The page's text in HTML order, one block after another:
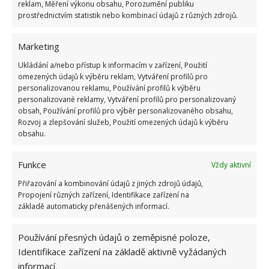
reklam, Měření výkonu obsahu, Porozumění publiku
prostřednictvím statistik nebo kombinací údajů z různých zdrojů.
Marketing
Ukládání a/nebo přístup k informacím v zařízení, Použití
omezených údajů k výběru reklam, Vytváření profilů pro
personalizovanou reklamu, Používání profilů k výběru
personalizované reklamy, Vytváření profilů pro personalizovaný
obsah, Používání profilů pro výběr personalizovaného obsahu,
Rozvoj a zlepšování služeb, Použití omezených údajů k výběru
obsahu.
Funkce
Vždy aktivní
Přiřazování a kombinování údajů z jiných zdrojů údajů,
Propojení různých zařízení, Identifikace zařízení na
základě automaticky přenášených informací.
Používání přesných údajů o zeměpisné poloze,
Identifikace zařízení na základě aktivně vyžádaných
informací.
služeb?
20.5.2016 Reality
« 1 … 34 35 36 »
OBLÍBENÉ ČLÁNKY
Pokuta až 10 000 Kč hrozí za nesprávné sekání i
1.6.2026